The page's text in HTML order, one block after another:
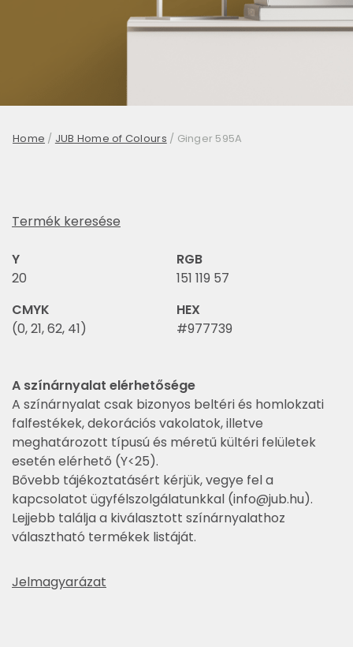
Home / JUB Home of Colours / Ginger 595A
Termék keresése
Y
20
RGB
151 119 57
CMYK
(0, 21, 62, 41)
HEX
#977739
A színárnyalat elérhetősége
A színárnyalat csak bizonyos beltéri és homlokzati
falfestékek, dekorációs vakolatok, illetve
meghatározott típusú és méretű kültéri felületek
esetén elérhető (Y<25).
Bővebb tájékoztatásért kérjük, vegye fel a
kapcsolatot ügyfélszolgálatunkkal (info@jub.hu).
Lejjebb találja a kiválasztott színárnyalathoz
választható termékek listáját.
Jelmagyarázat